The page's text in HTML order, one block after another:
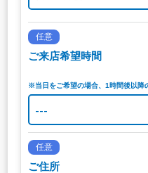
任意
ご来店希望時間
※当日をご希望の場合、1時間後以降
任意
ご住所